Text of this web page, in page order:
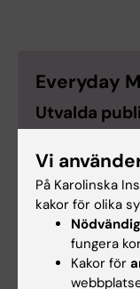
Everyday
Utvalda
(2020).
support a
nursing
and
Cleeve, H
Borders in
Vi
På Karolinska
kakor för olika
fungera
Kakor för